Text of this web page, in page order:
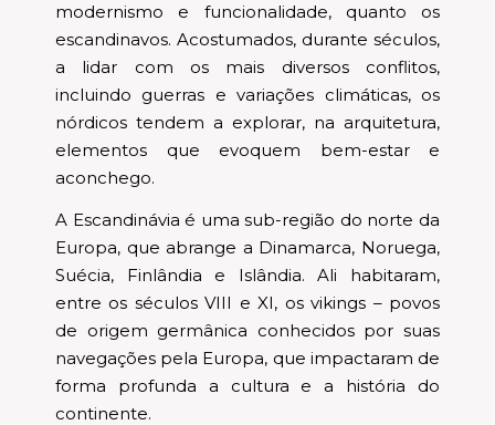
modernismo e funcionalidade, quanto os
escandinavos. Acostumados, durante séculos,
a lidar com os mais diversos conflitos,
incluindo guerras e variações climáticas, os
nórdicos tendem a explorar, na arquitetura,
elementos que evoquem bem-estar e
aconchego.
A Escandinávia é uma sub-região do norte da
Europa, que abrange a Dinamarca, Noruega,
Suécia, Finlândia e Islândia. Ali habitaram,
entre os séculos VIII e XI, os vikings – povos
de origem germânica conhecidos por suas
navegações pela Europa, que impactaram de
forma profunda a cultura e a história do
continente.